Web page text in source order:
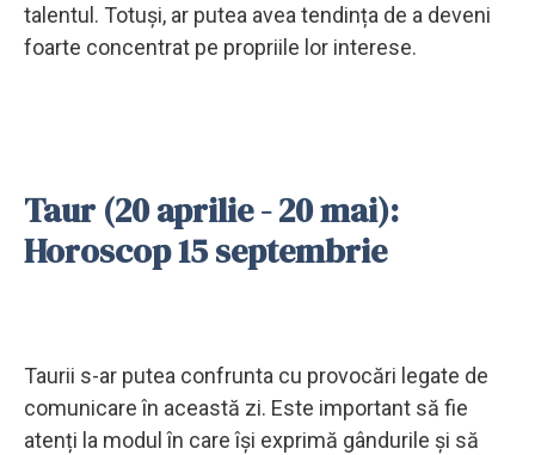
talentul. Totuși, ar putea avea tendința de a deveni
foarte concentrat pe propriile lor interese.
Taur (20 aprilie - 20 mai):
Horoscop 15 septembrie
Taurii s-ar putea confrunta cu provocări legate de
comunicare în această zi. Este important să fie
atenți la modul în care își exprimă gândurile și să